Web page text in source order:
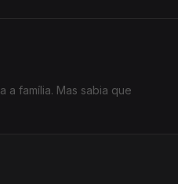
família. Mas sabia que